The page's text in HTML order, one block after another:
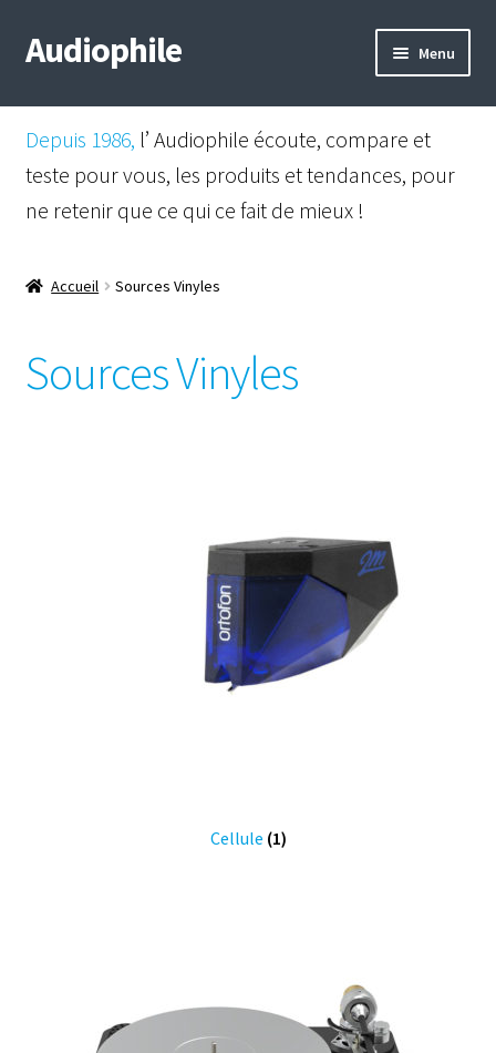
Aller
à
Aller
au
Audiophile Menu
Mail
Shop
Instagram
Facebook
Depuis 1986, l’ Audiophile écoute, compare et
teste pour vous, les produits et tendances, pour
ne retenir que ce qui ce fait de mieux !
Accueil Sources Vinyles
Sources Vinyles
Cellule (1)